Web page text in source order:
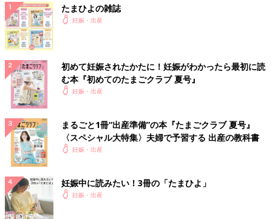
たまひよの雑誌
妊娠・出産
初めて妊娠されたかたに！妊娠がわかったら最初に読
む本『初めてのたまごクラブ 夏号』
妊娠・出産
まるごと1冊“出産準備”の本『たまごクラブ 夏号』
〈スペシャル大特集〉夫婦で予習する 出産の教科書
妊娠・出産
妊娠中に読みたい！3冊の「たまひよ」
妊娠・出産